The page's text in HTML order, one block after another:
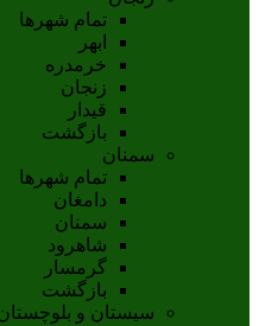
تمام شهر‌ها
ابهر
خرمدره
زنجان
قيدار
بازگشت
سمنان
تمام شهر‌ها
دامغان
سمنان
شاهرود
گرمسار
بازگشت
سیستان و بلوچستان